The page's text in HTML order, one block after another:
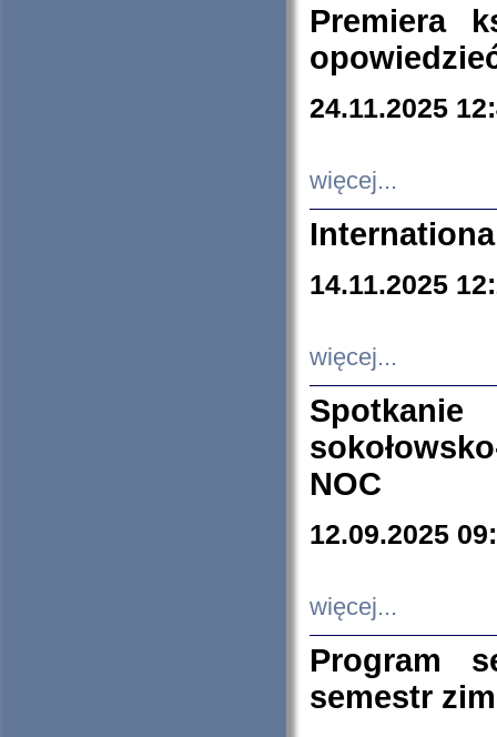
Premiera
24.11.2025
więcej...
14.11.2025
więcej...
NOC
12.09.2025
więcej...
Program
semestr